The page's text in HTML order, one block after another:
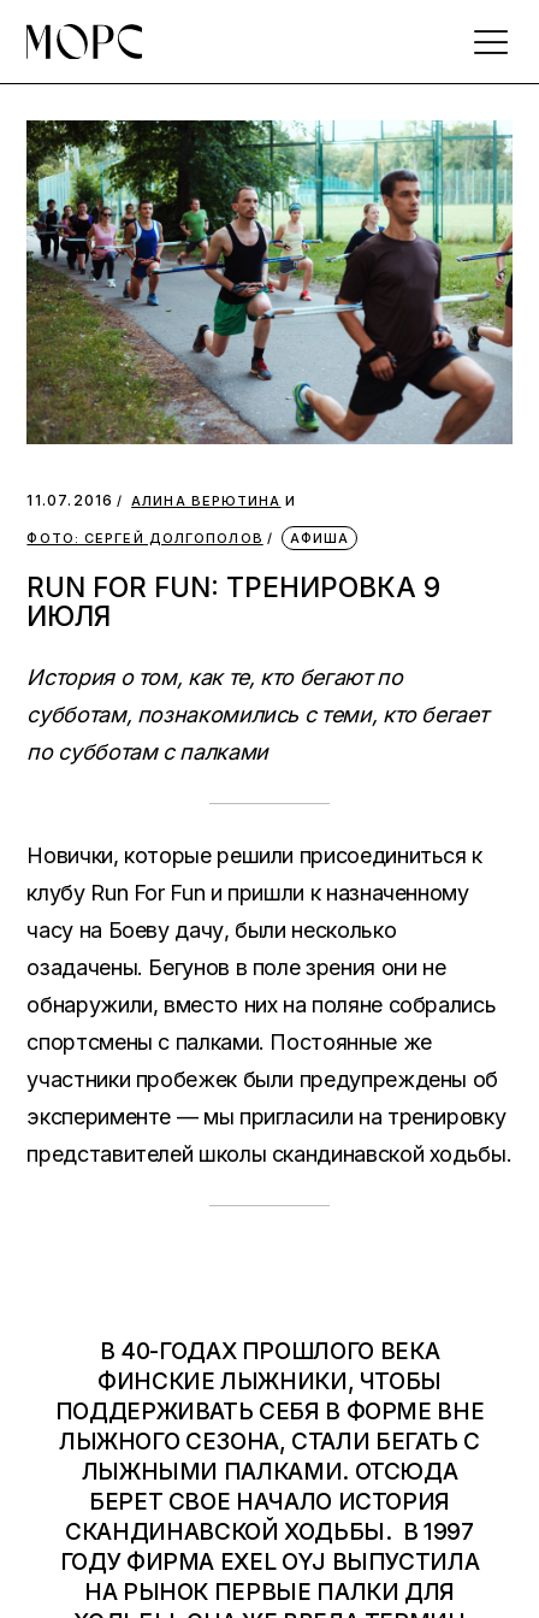
the
11.07.2016 АЛИНА ВЕРЮТИНА и
ФОТО: СЕРГЕЙ ДОЛГОПОЛОВ АФИША
RUN FOR FUN: ТРЕНИРОВКА 9
ИЮЛЯ
История о том, как те, кто бегают по
субботам, познакомились с теми, кто бегает
по субботам с палками
Новички, которые решили присоединиться к
клубу Run For Fun и пришли к назначенному
часу на Боеву дачу, были несколько
озадачены. Бегунов в поле зрения они не
обнаружили, вместо них на поляне собрались
спортсмены с палками. Постоянные же
участники пробежек были предупреждены об
эксперименте — мы пригласили на тренировку
представителей школы скандинавской ходьбы.
В 40-ГОДАХ ПРОШЛОГО ВЕКА
ФИНСКИЕ ЛЫЖНИКИ, ЧТОБЫ
ПОДДЕРЖИВАТЬ СЕБЯ В ФОРМЕ ВНЕ
ЛЫЖНОГО СЕЗОНА, СТАЛИ БЕГАТЬ С
ЛЫЖНЫМИ ПАЛКАМИ. ОТСЮДА
БЕРЕТ СВОЕ НАЧАЛО ИСТОРИЯ
СКАНДИНАВСКОЙ ХОДЬБЫ. В 1997
ГОДУ ФИРМА EXEL OYJ ВЫПУСТИЛА
НА РЫНОК ПЕРВЫЕ ПАЛКИ ДЛЯ